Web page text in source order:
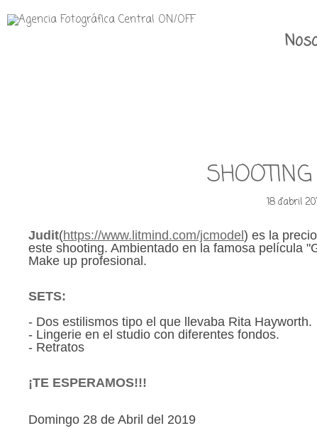
18 d'abril
Judit(https://www.litmind.com/jcmodel ) es la
este shooting. Ambientado en la famosa película
Make up profesional.
SETS:
- Dos estilismos tipo el que llevaba Rita Hayworth.
- Lingerie en el studio con diferentes fondos.
- Retratos
¡TE ESPERAMOS!!!
Domingo 28 de Abril del 2019